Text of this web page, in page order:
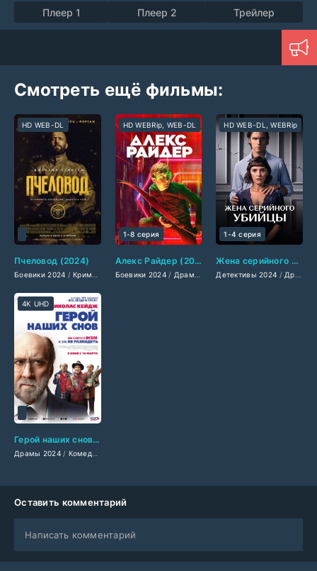
Плеер 1 Плеер 2 Трейлер
Смотреть ещё фильмы:
Пчеловод (2024)
Боевики 2024 /Криминальные фильмы 2024 /Зарубежные фильмы 2024/
HD WEB-DL
Алекс Райдер (2024)
Боевики 2024 / Драмы 2024 /Комедии 2024/
HD WEBRip, WEB-DL
1-8 серия
Жена серийного убийцы (2024)
Детективы 2024 / Драмы 2024
HD WEB-DL, WEBRip
1-4 серия
Герой наших снов (2024)
Драмы 2024/ Комедии 2024
4K UHD
Оставить комментарий
Написать комментарий